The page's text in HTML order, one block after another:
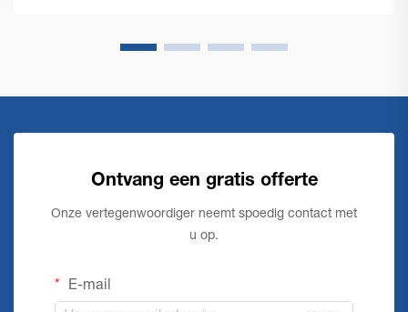
Ontvang een gratis offerte
Onze vertegenwoordiger neemt spoedig contact met
u op.
E-mail